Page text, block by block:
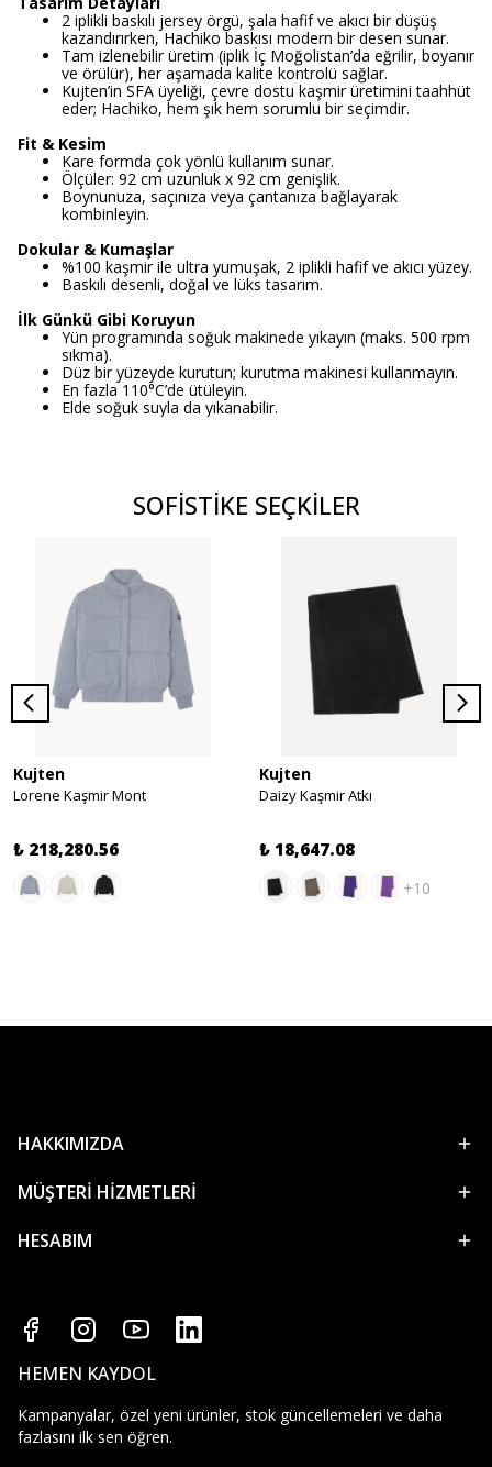
2 iplikli baskılı jersey örgü, şala hafif ve akıcı bir düşüş
kazandırırken, Hachiko baskısı modern bir desen sunar.
Tam izlenebilir üretim (iplik İç Moğolistan’da eğrilir, boyanır
ve örülür), her aşamada kalite kontrolü sağlar.
Kujten’in SFA üyeliği, çevre dostu kaşmir üretimini taahhüt
eder; Hachiko, hem şık hem sorumlu bir seçimdir.
Fit & Kesim
Kare formda çok yönlü kullanım sunar.
Ölçüler: 92 cm uzunluk x 92 cm genişlik.
Boynunuza, saçınıza veya çantanıza bağlayarak
kombinleyin.
Dokular & Kumaşlar
%100 kaşmir ile ultra yumuşak, 2 iplikli hafif ve akıcı yüzey.
Baskılı desenli, doğal ve lüks tasarım.
İlk Günkü Gibi Koruyun
Yün programında soğuk makinede yıkayın (maks. 500 rpm
sıkma).
Düz bir yüzeyde kurutun; kurutma makinesi kullanmayın.
En fazla 110°C’de ütüleyin.
Elde soğuk suyla da yıkanabilir.
SOFİSTİKE SEÇKİLER
Kujten
Lorene Kaşmir Mont
₺ 218,280.56
Kujten
Daizy Kaşmir Atkı
₺ 18,647.08
+10
HAKKIMIZDA
MÜŞTERİ HİZMETLERİ
HESABIM
HEMEN KAYDOL
Kampanyalar, özel yeni ürünler, stok güncellemeleri ve daha
fazlasını ilk sen öğren.